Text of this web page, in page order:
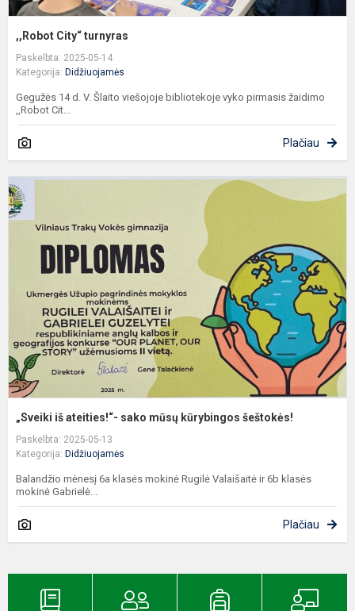
,,Robot City“ turnyras
Paskelbta: 2025-05-14
Kategorija: Didžiuojamės
Gegužės 14 d. V. Šlaito viešojoje bibliotekoje vyko pirmasis žaidimo
,,Robot Cit...
Plačiau
„Sveiki iš ateities!“- sako mūsų kūrybingos šeštokės!
Paskelbta: 2025-05-13
Kategorija: Didžiuojamės
Balandžio mėnesį 6a klasės mokinė Rugilė Valaišaitė ir 6b klasės
mokinė Gabrielė...
Plačiau